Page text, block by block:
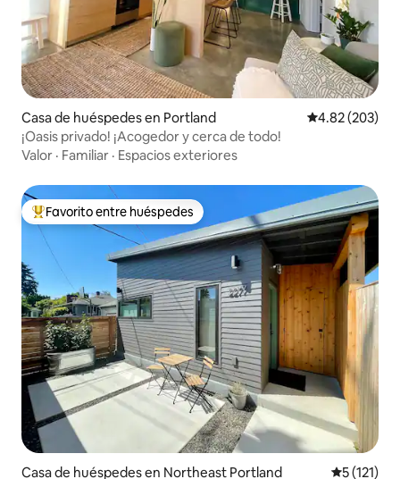
Casa de huéspedes en Portland Calificación
4.82 (203)
¡Oasis privado! ¡Acogedor y cerca de todo!
Valor · Familiar · Espacios exteriores
De los mejores en Favorito entre huéspedes
Favorito entre huéspedes
Casa de huéspedes en Northeast Portland
5 (121)